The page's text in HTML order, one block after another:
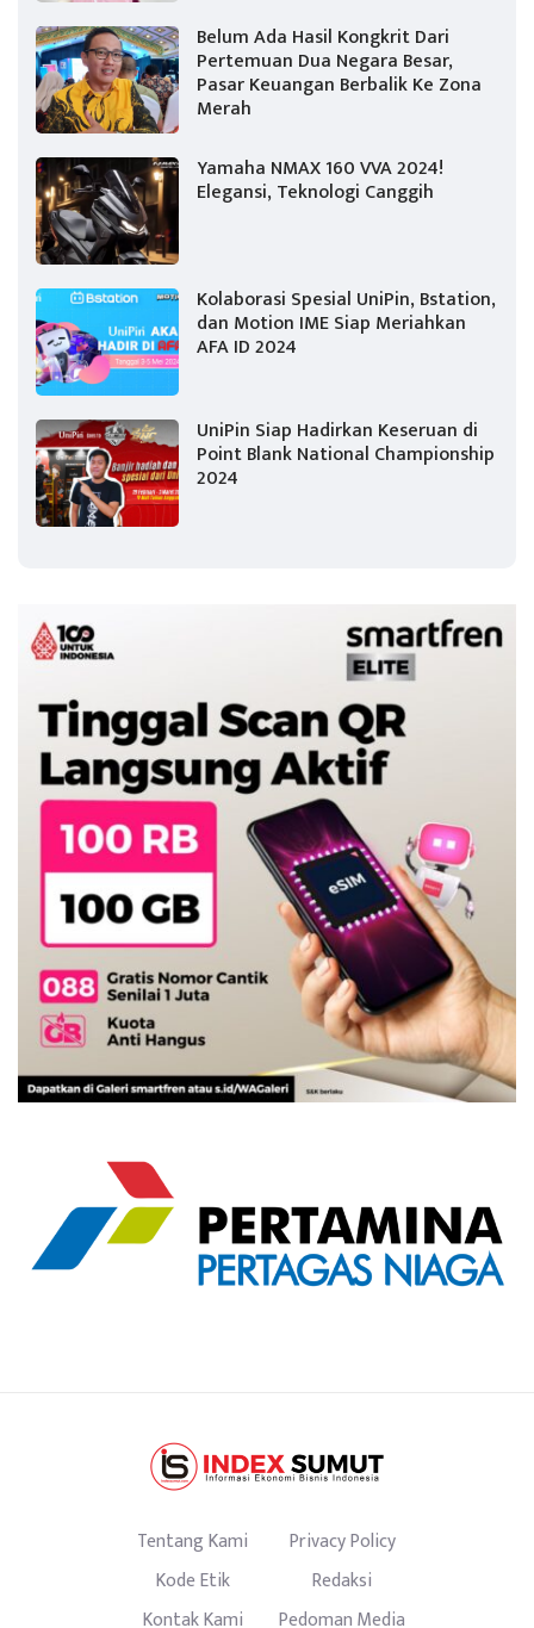
Belum Ada Hasil Kongkrit Dari
Pertemuan Dua Negara Besar,
Pasar Keuangan Berbalik Ke Zona
Merah
Yamaha NMAX 160 VVA 2024!
Elegansi, Teknologi Canggih
Kolaborasi Spesial UniPin, Bstation,
dan Motion IME Siap Meriahkan
AFA ID 2024
UniPin Siap Hadirkan Keseruan di
Point Blank National Championship
2024
Tentang Kami
Privacy Policy
Kode Etik
Redaksi
Kontak Kami
Pedoman Media